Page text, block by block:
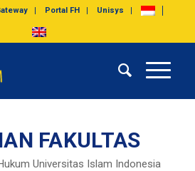
Portal FH Unisys
FAKULTAS
Universitas Islam Indonesia